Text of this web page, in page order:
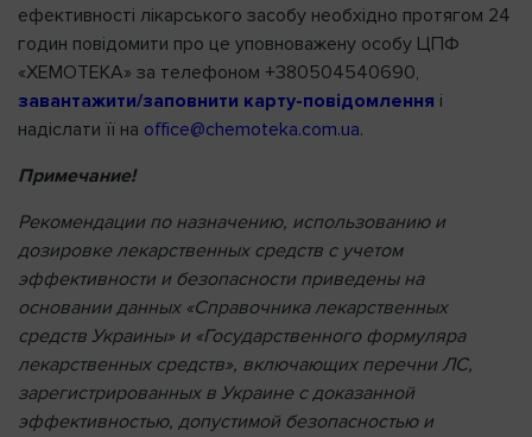
ефективності лікарського засобу необхідно протягом 24
годин повідомити про це уповноважену особу ЦПФ
«ХЕМОТЕКА» за телефоном +380504540690,
завантажити/заповнити карту-повідомлення і
надіслати її на office@chemoteka.com.ua.
Примечание!
Рекомендации по назначению, использованию и
дозировке лекарственных средств с учетом
эффективности и безопасности приведены на
основании данных «Справочника лекарственных
средств Украины» и «Государственного формуляра
лекарственных средств», включающих перечни ЛС,
зарегистрированных в Украине с доказанной
эффективностью, допустимой безопасностью и